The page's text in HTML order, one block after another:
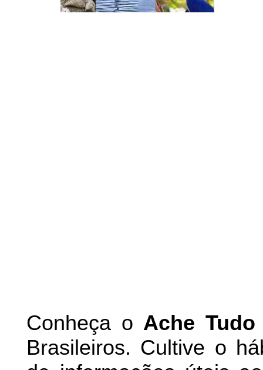
Conheça o Ache
Brasileiros. Cultive o